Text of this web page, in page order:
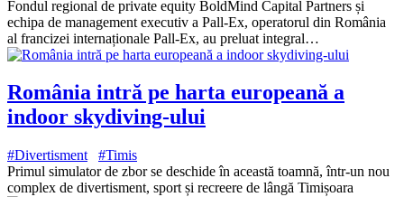
Fondul regional de private equity BoldMind Capital Partners și
echipa de management executiv a Pall-Ex, operatorul din România
al francizei internaționale Pall-Ex, au preluat integral…
România intră pe harta europeană a
indoor skydiving-ului
#Divertisment
#Timis
Primul simulator de zbor se deschide în această toamnă, într-un nou
complex de divertisment, sport și recreere de lângă Timișoara